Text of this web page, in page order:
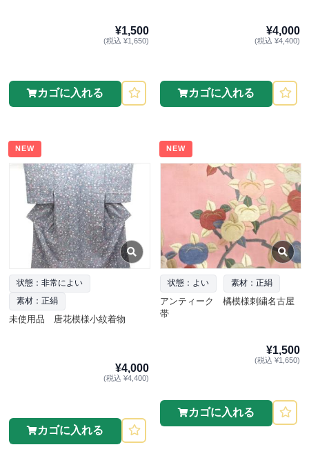
¥1,500
(税込 ¥1,650)
カゴに入れる
¥4,000
(税込 ¥4,400)
カゴに入れる
NEW
状態：非常によい
素材：正絹
未使用品 唐花模様小紋着物
¥4,000
(税込 ¥4,400)
カゴに入れる
NEW
状態：よい 素材：正絹
アンティーク 橘模様刺繍名古屋
帯
¥1,500
(税込 ¥1,650)
カゴに入れる